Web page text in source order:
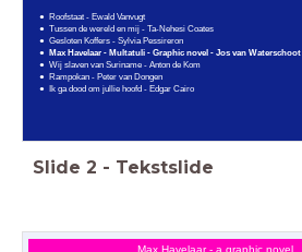
Roofstaat - Ewald Vanvugt
Tussen de wereld en mij - Ta-Nehesi Coates
Gesloten Koffers - Sylvia Pessireron
Max Havelaar - Multatuli - Graphic novel - Jos van Waterschoot
Wij slaven van Suriname - Anton de Kom
Rampokan - Peter van Dongen
Ik ga dood om jullie hoofd - Edgar Cairo
Slide 2 - Tekstslide
Max Havelaar - a graphic novel